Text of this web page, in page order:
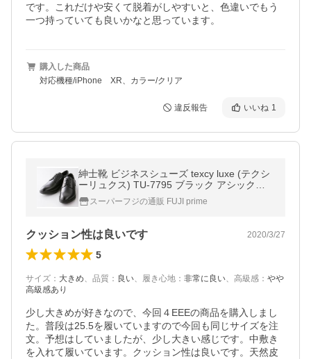
です。これだけや安くて脱着がしやすいと、色違いでもう
一つ持っていても良いかなと思っています。
購入した商品
対応機種/iPhone XR、カラー/クリア
違反報告 いいね 1
紳士靴 ビジネスシューズ texcy luxe (テクシ
ーリュクス) TU-7795 ブラック アシックス
商事 送料無料（一部地域除く）
スーパーフジの通販 FUJI prime
クッション性は良いです 2020/3/27
5
サイズ ： 大きめ、 品質 ： 良い、 履き心地 ： 非常に良い、 高級感 ： やや
高級感あり
少し大きめが好きなので、今回４EEEの商品を購入しまし
た。普段は25.5を履いていますので今回も同じサイズを注
文。予想はしていましたが、少し大きい感じです。中敷き
を入れて履いています。クッション性は良いです。天然皮